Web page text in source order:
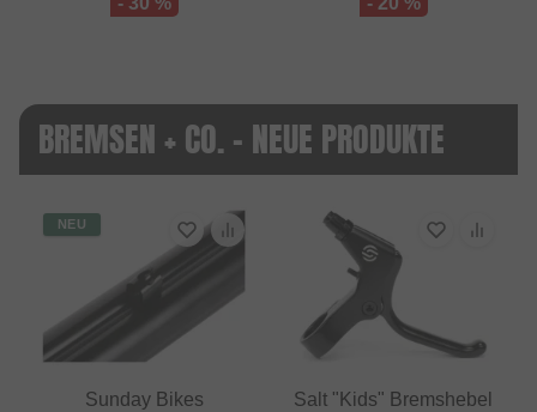
BREMSEN + CO. - NEUE PRODUKTE
NEU
Sunday Bikes
Salt "Kids" Bremshebel